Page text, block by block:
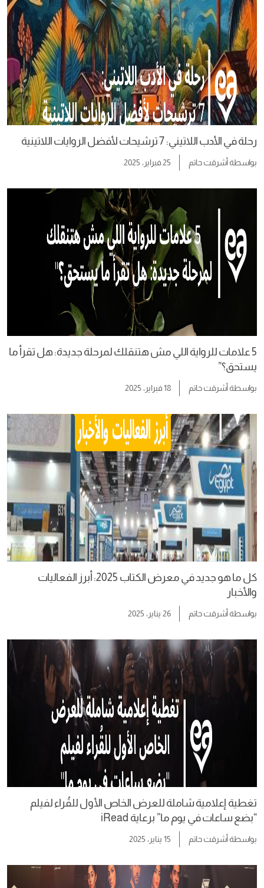
رحلة في الأدب اللاتيني: 7 ترشيحات لأفضل الروايات اللاتينية
بواسطةأشرقت حاتم 25 فبراير، 2025
5 علامات للرواية اللي مش هتنقلك لمرحلة جديدة: هل تقرأ ما
يستحق؟”
بواسطةأشرقت حاتم 18 فبراير، 2025
كل ما هو جديد في معرض الكتاب 2025: أبرز الفعاليات
والأخبار
بواسطةأشرقت حاتم 26 يناير، 2025
تغطية إعلامية شاملة للعرض الخاص الأول للقُراء لفيلم
“بضع ساعات في يوم ما” برعاية iRead
بواسطةأشرقت حاتم 15 يناير، 2025